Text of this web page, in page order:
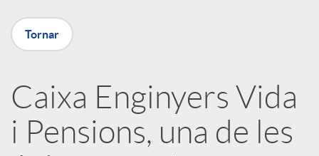
X
r
Tornar
Caixa Enginyers Vida
i Pensions, una de les